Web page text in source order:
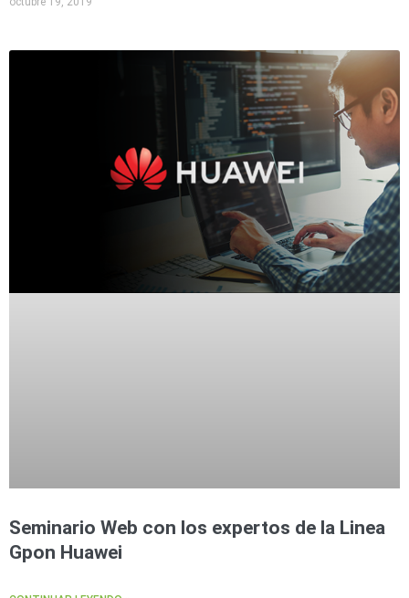
Seminario Web con los expertos de la Linea
Gpon Huawei